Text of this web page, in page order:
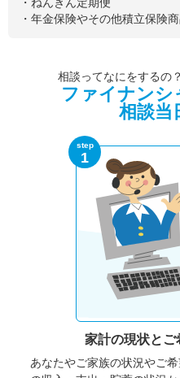
・年金保険やその他積立保険
相談ってなにをするの
ファイナンシ
相談当
step
1
家計の現状と ご
あなたやご家族の状況やご希